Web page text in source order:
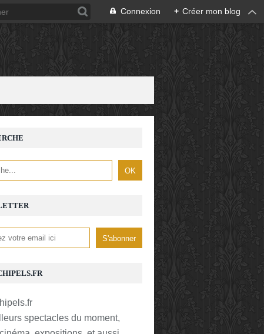
Connexion + Créer mon blog
spectacles du moment,